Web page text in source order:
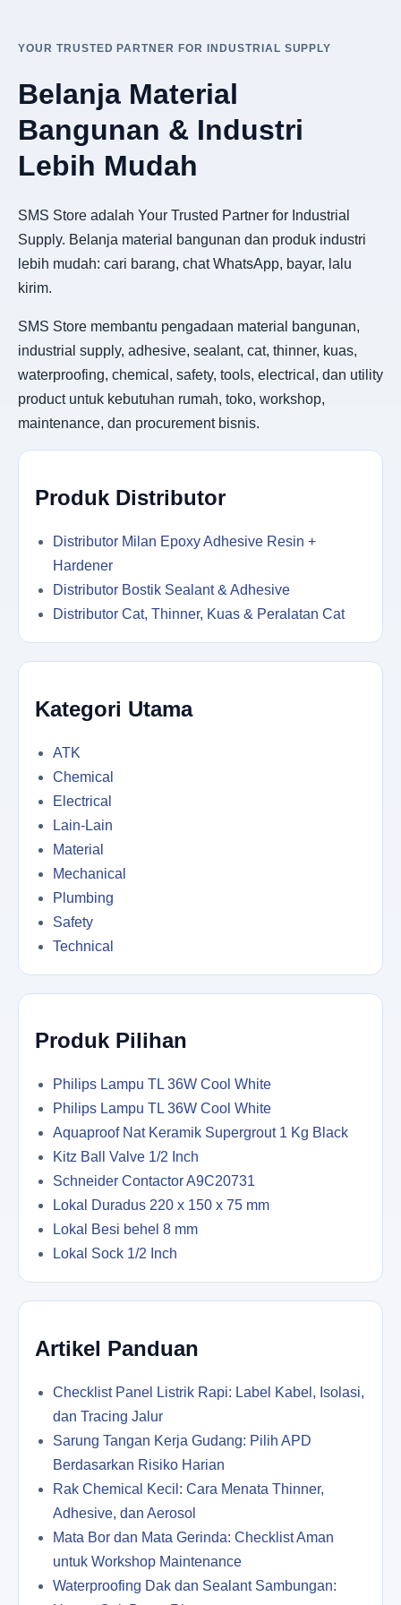
YOUR TRUSTED PARTNER FOR INDUSTRIAL SUPPLY
Belanja Material
Bangunan & Industri
Lebih Mudah
SMS Store adalah Your Trusted Partner for Industrial
Supply. Belanja material bangunan dan produk industri
lebih mudah: cari barang, chat WhatsApp, bayar, lalu
kirim.
SMS Store membantu pengadaan material bangunan,
industrial supply, adhesive, sealant, cat, thinner, kuas,
waterproofing, chemical, safety, tools, electrical, dan utility
product untuk kebutuhan rumah, toko, workshop,
maintenance, dan procurement bisnis.
Produk Distributor
Distributor Milan Epoxy Adhesive Resin +
Hardener
Distributor Bostik Sealant & Adhesive
Distributor Cat, Thinner, Kuas & Peralatan Cat
Kategori Utama
ATK
Chemical
Electrical
Lain-Lain
Material
Mechanical
Plumbing
Safety
Technical
Produk Pilihan
Philips Lampu TL 36W Cool White
Philips Lampu TL 36W Cool White
Aquaproof Nat Keramik Supergrout 1 Kg Black
Kitz Ball Valve 1/2 Inch
Schneider Contactor A9C20731
Lokal Duradus 220 x 150 x 75 mm
Lokal Besi behel 8 mm
Lokal Sock 1/2 Inch
Artikel Panduan
Checklist Panel Listrik Rapi: Label Kabel, Isolasi,
dan Tracing Jalur
Sarung Tangan Kerja Gudang: Pilih APD
Berdasarkan Risiko Harian
Rak Chemical Kecil: Cara Menata Thinner,
Adhesive, dan Aerosol
Mata Bor dan Mata Gerinda: Checklist Aman
untuk Workshop Maintenance
Waterproofing Dak dan Sealant Sambungan: